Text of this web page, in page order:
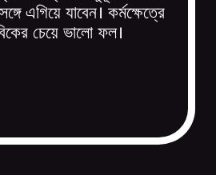
এগিয়ে যাবেন। কর্মক্ষেত্রে
চেয়ে ভালো ফল।